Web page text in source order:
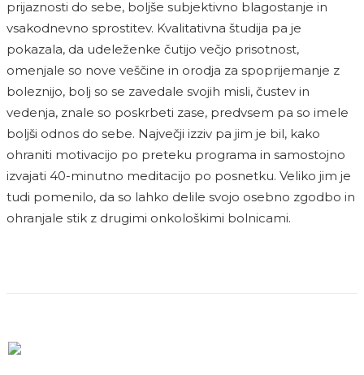
prijaznosti do sebe, boljše subjektivno blagostanje in
vsakodnevno sprostitev. Kvalitativna študija pa je
pokazala, da udeleženke čutijo večjo prisotnost,
omenjale so nove veščine in orodja za spoprijemanje z
boleznijo, bolj so se zavedale svojih misli, čustev in
vedenja, znale so poskrbeti zase, predvsem pa so imele
boljši odnos do sebe. Največji izziv pa jim je bil, kako
ohraniti motivacijo po preteku programa in samostojno
izvajati 40-minutno meditacijo po posnetku. Veliko jim je
tudi pomenilo, da so lahko delile svojo osebno zgodbo in
ohranjale stik z drugimi onkološkimi bolnicami.